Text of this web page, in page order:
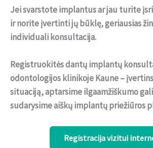
Jei svarstote implantus ar jau turite
ir norite įvertinti jų būklę, geriausias
individuali konsultacija.
Registruokitės dantų implantų
odontologijos klinikoje Kaune –
situaciją, aptarsime ilgaamžiškumo
sudarysime aiškų implantų priežiūros
Registracija vizitui